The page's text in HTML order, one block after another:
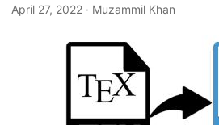
g
April 27, 2022 · Muzammil Khan